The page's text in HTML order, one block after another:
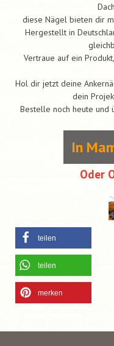
diese Nägel bieten dir
Hergestellt in
Vertraue auf ein
Hol dir jetzt deine
dein
Bestelle noch heute und
In
Oder
teilen
teilen
merken